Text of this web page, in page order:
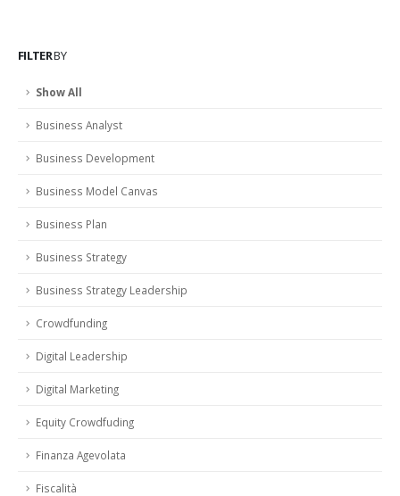
FILTERBY
Show All
Business Analyst
Business Development
Business Model Canvas
Business Plan
Business Strategy
Business Strategy Leadership
Crowdfunding
Digital Leadership
Digital Marketing
Equity Crowdfuding
Finanza Agevolata
Fiscalità